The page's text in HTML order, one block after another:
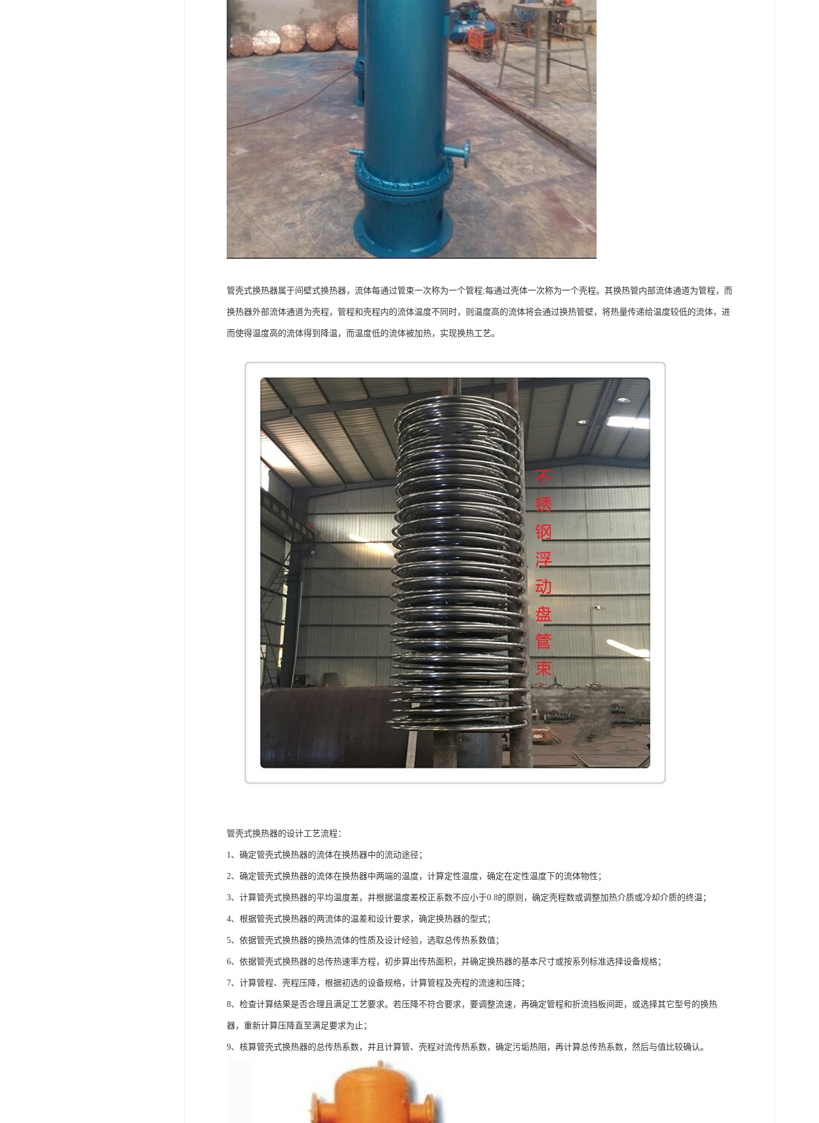
管壳式换热器属于间壁式换热器，流体每通过管束一次称为一个管程;每通过壳体一次称为一个壳程。其换热管内部流体通道为管程，而
换热器外部流体通道为壳程，管程和壳程内的流体温度不同时，则温度高的流体将会通过换热管壁，将热量传递给温度较低的流体，进
而使得温度高的流体得到降温，而温度低的流体被加热，实现换热工艺。
管壳式换热器的设计工艺流程：
1、确定管壳式换热器的流体在换热器中的流动途径；
2、确定管壳式换热器的流体在换热器中两端的温度，计算定性温度，确定在定性温度下的流体物性；
3、计算管壳式换热器的平均温度差，并根据温度差校正系数不应小于0.8的原则，确定壳程数或调整加热介质或冷却介质的终温；
4、根据管壳式换热器的两流体的温差和设计要求，确定换热器的型式；
5、依据管壳式换热器的换热流体的性质及设计经验，选取总传热系数值；
6、依据管壳式换热器的总传热速率方程，初步算出传热面积，并确定换热器的基本尺寸或按系列标准选择设备规格；
7、计算管程、壳程压降，根据初选的设备规格，计算管程及壳程的流速和压降；
8、检查计算结果是否合理且满足工艺要求。若压降不符合要求，要调整流速，再确定管程和折流挡板间距，或选择其它型号的换热
器，重新计算压降直至满足要求为止；
9、核算管壳式换热器的总传热系数，并且计算管、壳程对流传热系数，确定污垢热阻，再计算总传热系数，然后与值比较确认。